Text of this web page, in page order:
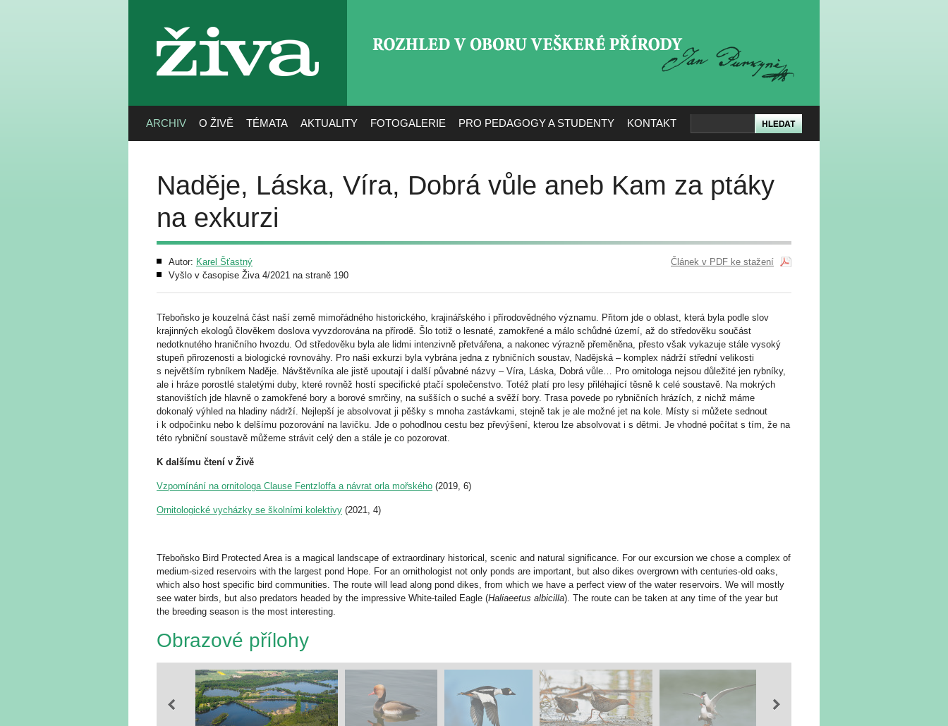
živa
ARCHIV O ŽIVĚ TÉMATA AKTUALITY FOTOGALERIE PRO PEDAGOGY A STUDENTY KONTAKT
Naděje, Láska, Víra, Dobrá vůle aneb Kam za ptáky
na exkurzi
Autor: Karel Šťastný
Vyšlo v časopise Živa 4/2021 na straně 190
Článek v PDF ke stažení
Třeboňsko je kouzelná část naší země mimořádného historického, krajinářského i přírodovědného významu. Přitom jde o oblast, která byla podle slov
krajinných ekologů člověkem doslova vyvzdorována na přírodě. Šlo totiž o lesna­té, zamokřené a málo schůdné území, až do středověku součást
nedotknutého hraničního hvozdu. Od středověku byla ale lidmi intenzivně přetvářena, a nakonec výrazně přeměněna, přesto však vykazuje stále vysoký
stupeň přirozenosti a biologické rovnováhy. Pro naši exkurzi byla vybrána jedna z rybničních soustav, Nadějská – komplex nádrží střední velikosti
s největším rybníkem Naděje. Návštěvníka ale jistě upoutají i další půvabné názvy – Víra, Láska, Dobrá vůle… Pro ornitologa nejsou důležité jen rybníky,
ale i hráze porostlé staletými duby, které rovněž hostí specifické ptačí společenstvo. Totéž platí pro lesy přiléhající těsně k celé soustavě. Na mokrých
stanovištích jde hlavně o zamokřené bory a borové smrčiny, na sušších o suché a svěží bory. Trasa povede po rybničních hrázích, z nichž máme
dokonalý výhled na hladiny nádrží. Nejlepší je absolvovat ji pěšky s mnoha zastávkami, stejně tak je ale možné jet na kole. Místy si můžete sednout
i k odpočinku nebo k delšímu pozorování na lavičku. Jde o pohodlnou cestu bez převýšení, kterou lze absolvovat i s dětmi. Je vhodné počítat s tím, že na
této rybniční soustavě můžeme strávit celý den a stále je co pozorovat.
K dalšímu čtení v Živě
Vzpomínání na ornitologa Clause Fentzloffa a návrat orla mořského (2019, 6)
Ornitologické vycházky se školními kolektivy (2021, 4)
Třeboňsko Bird Protected Area is a magical landscape of extraordinary historical, scenic and natural significance. For our excursion we chose a complex of
medium-sized reservoirs with the largest pond Hope. For an ornithologist not only ponds are important, but also dikes overgrown with centuries-old oaks,
which also host specific bird communities. The route will lead along pond dikes, from which we have a perfect view of the water reservoirs. We will mostly
see water birds, but also preda­tors headed by the impressive White-tailed Eagle (Haliaeetus albicilla). The route can be taken at any time of the year but
the breeding season is the most interesting.
Obrazové přílohy